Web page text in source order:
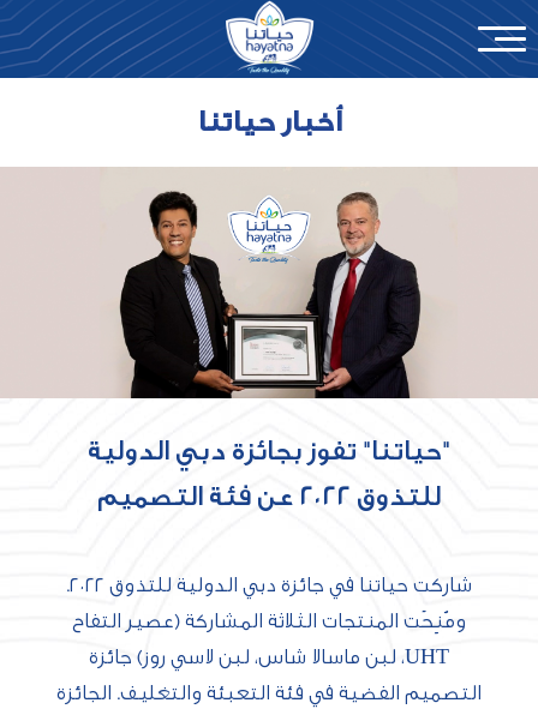
أخبار
اتصل بنا
أخبار حياتنا
"حياتنا" تفوز بجائزة دبي الدولية
للتذوق ٢٠٢٢ عن فئة التصميم
شاركت حياتنا في جائزة دبي الدولية للتذوق ٢٠٢٢.
ومُنِحَت المنتجات الثلاثة المشاركة (عصير التفاح
UHT، لبن ماسالا شاس، لبن لاسي روز) جائزة
التصميم الفضية في فئة التعبئة والتغليف. الجائزة